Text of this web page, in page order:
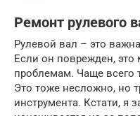
Ремонт рулевого
Рулевой вал – это
Если он поврежден,
проблемам. Чаще всего
Это тоже несложно, но
инструмента. Кстати, я